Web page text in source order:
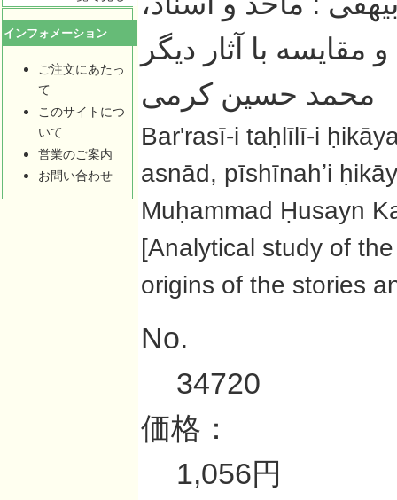
インフォメーション
ご注文にあたっ
て
このサイトにつ
いて
営業のご案内
お問い合わせ
مقایسه با آثار دیگر
محمد حسین کرمی
Barʹrasī-i taḥlīlī-i
asnād, pīshīnahʼi
Muḥammad Ḥusayn
[Analytical study of
origins of the stories
No.
34720
価格：
1,056円